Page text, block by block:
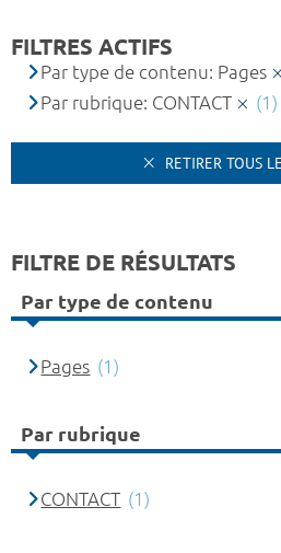
FILTRES ACTIFS
Par type de contenu: Pages
Par rubrique: CONTACT
(1)
RETIRER TOUS
FILTRE DE RÉSULTATS
Par type de contenu
Pages (1)
Par rubrique
CONTACT (1)